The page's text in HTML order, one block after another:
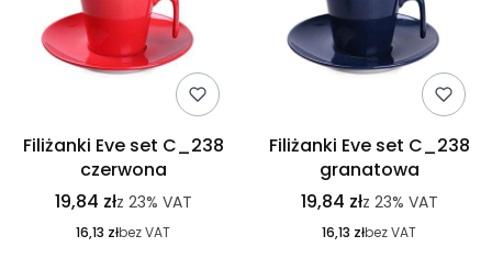
Filiżanki Eve set C_238
czerwona
19,84 złz 23% VAT
16,13 złbez VAT
Filiżanki Eve set C_238
granatowa
19,84 złz 23% VAT
16,13 złbez VAT